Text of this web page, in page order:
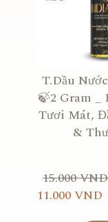
T.Dầu
🍃2 Gram
Tươi Mát,
&
15.000 VND
11.000 VND